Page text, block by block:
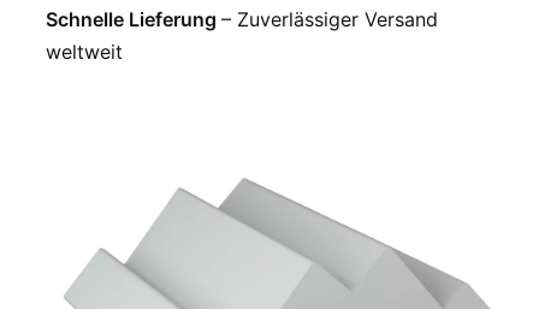
Schnelle Lieferung – Zuverlässiger Versand
weltweit